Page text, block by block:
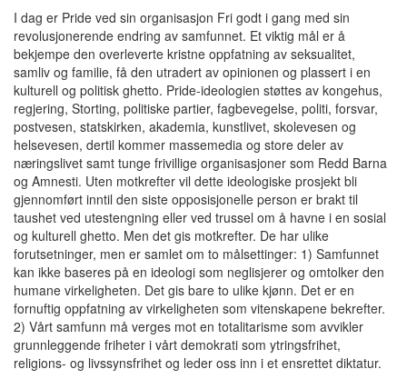
I dag er Pride ved sin organisasjon Fri godt i gang med sin
revolusjonerende endring av samfunnet. Et viktig mål er å
bekjempe den overleverte kristne oppfatning av seksualitet,
samliv og familie, få den utradert av opinionen og plassert i en
kulturell og politisk ghetto. Pride-ideologien støttes av kongehus,
regjering, Storting, politiske partier, fagbevegelse, politi, forsvar,
postvesen, statskirken, akademia, kunstlivet, skolevesen og
helsevesen, dertil kommer massemedia og store deler av
næringslivet samt tunge frivillige organisasjoner som Redd Barna
og Amnesti. Uten motkrefter vil dette ideologiske prosjekt bli
gjennomført inntil den siste opposisjonelle person er brakt til
taushet ved utestengning eller ved trussel om å havne i en sosial
og kulturell ghetto. Men det gis motkrefter. De har ulike
forutsetninger, men er samlet om to målsettinger: 1) Samfunnet
kan ikke baseres på en ideologi som neglisjerer og omtolker den
humane virkeligheten. Det gis bare to ulike kjønn. Det er en
fornuftig oppfatning av virkeligheten som vitenskapene bekrefter.
2) Vårt samfunn må verges mot en totalitarisme som avvikler
grunnleggende friheter i vårt demokrati som ytringsfrihet,
religions- og livssynsfrihet og leder oss inn i et ensrettet diktatur.